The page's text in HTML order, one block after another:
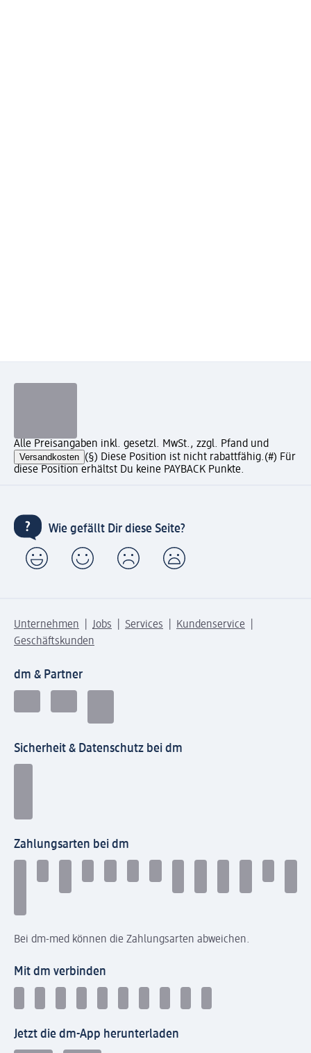
Alle Preisangaben inkl. gesetzl. MwSt., zzgl. Pfand und
Versandkosten (§) Diese Position ist nicht rabattfähig.(#) Für
diese Position erhältst Du keine PAYBACK Punkte.
Wie gefällt Dir diese Seite?
Unternehmen Jobs Services
Kundenservice
Geschäftskunden
dm & Partner
Sicherheit & Datenschutz bei dm
Zahlungsarten bei dm
Bei dm-med können die Zahlungsarten abweichen.
Mit dm verbinden
Jetzt die dm-App herunterladen